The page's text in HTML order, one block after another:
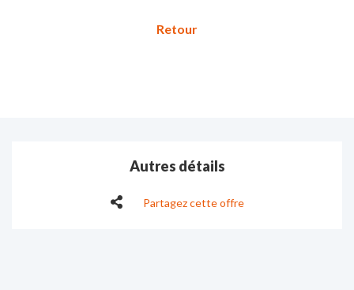
Autres détails
Partagez cette offre